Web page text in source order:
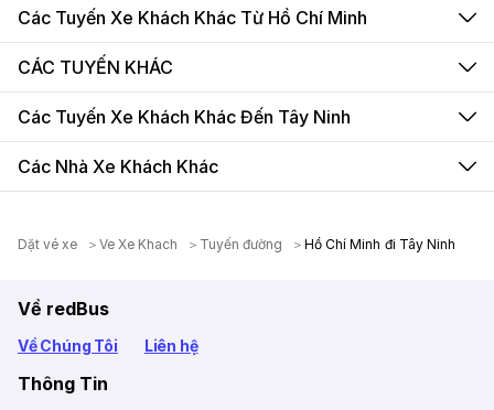
Các Tuyến Xe Khách Khác Từ Hồ Chí Minh
CÁC TUYẾN KHÁC
Các Tuyến Xe Khách Khác Đến Tây Ninh
Các Nhà Xe Khách Khác
Dặt vé xe Ve Xe Khach Tuyến đường Hồ Chí Minh đi Tây Ninh
Về redBus
Về Chúng Tôi Liên hệ
Thông Tin